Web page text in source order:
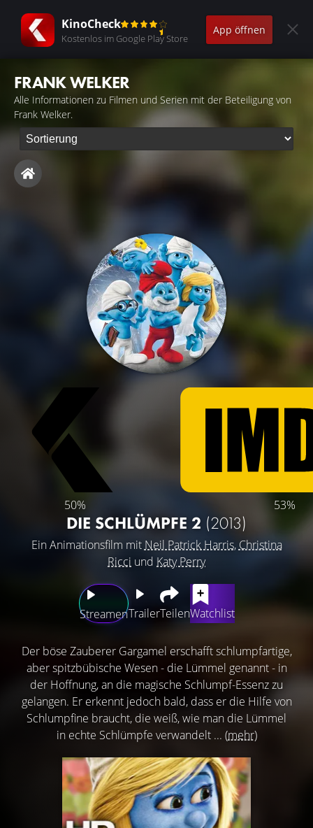
KinoCheck
Kostenlos im Google Play Store
App öffnen
FRANK WELKER
Alle Informationen zu Filmen und Serien mit der Beteiligung von
Frank Welker.
50% 53%
DIE SCHLÜMPFE 2 (2013)
Ein Animationsfilm mit Neil Patrick Harris, Christina
Ricci und Katy Perry
StreamenTrailerTeilenWatchlist
Der böse Zauberer Gargamel erschafft schlumpfartige,
aber spitzbübische Wesen - die Lümmel genannt - in
der Hoffnung, an die magische Schlumpf-Essenz zu
gelangen. Er erkennt jedoch bald, dass er die Hilfe von
Schlumpfine braucht, die weiß, wie man die Lümmel
in echte Schlümpfe verwandelt ... (mehr)